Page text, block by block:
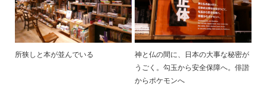
所狭しと本が並んでいる
神と仏の間に、日本の大事な秘密が
うごく。勾玉から安全保障へ。俳諧
からポケモンへ